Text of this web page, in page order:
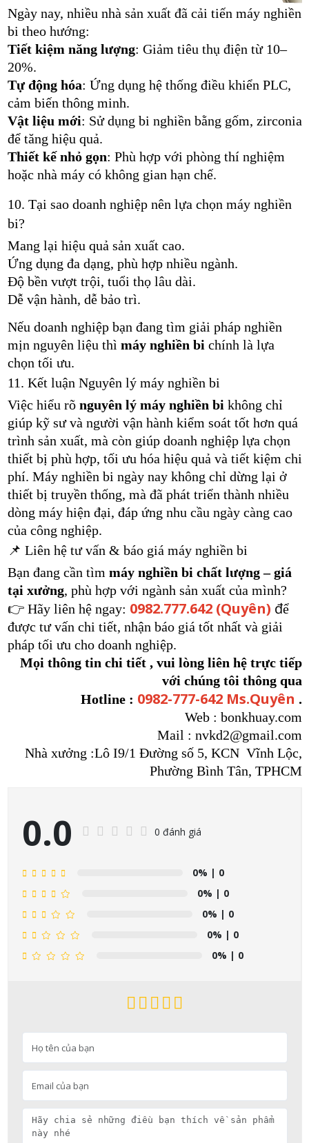
Ngày nay, nhiều nhà sản xuất đã cải tiến máy nghiền
bi theo hướng:
Tiết kiệm năng lượng: Giảm tiêu thụ điện từ 10–
20%.
Tự động hóa: Ứng dụng hệ thống điều khiển PLC,
cảm biến thông minh.
Vật liệu mới: Sử dụng bi nghiền bằng gốm, zirconia
để tăng hiệu quả.
Thiết kế nhỏ gọn: Phù hợp với phòng thí nghiệm
hoặc nhà máy có không gian hạn chế.
10. Tại sao doanh nghiệp nên lựa chọn máy nghiền
bi?
Mang lại hiệu quả sản xuất cao.
Ứng dụng đa dạng, phù hợp nhiều ngành.
Độ bền vượt trội, tuổi thọ lâu dài.
Dễ vận hành, dễ bảo trì.
Nếu doanh nghiệp bạn đang tìm giải pháp nghiền
mịn nguyên liệu thì máy nghiền bi chính là lựa
chọn tối ưu.
11. Kết luận Nguyên lý máy nghiền bi
Việc hiểu rõ nguyên lý máy nghiền bi không chỉ
giúp kỹ sư và người vận hành kiểm soát tốt hơn quá
trình sản xuất, mà còn giúp doanh nghiệp lựa chọn
thiết bị phù hợp, tối ưu hóa hiệu quả và tiết kiệm chi
phí. Máy nghiền bi ngày nay không chỉ dừng lại ở
thiết bị truyền thống, mà đã phát triển thành nhiều
dòng máy hiện đại, đáp ứng nhu cầu ngày càng cao
của công nghiệp.
📌 Liên hệ tư vấn & báo giá máy nghiền bi
Bạn đang cần tìm máy nghiền bi chất lượng – giá
tại xưởng, phù hợp với ngành sản xuất của mình?
👉 Hãy liên hệ ngay: 0982.777.642 (Quyên) để
được tư vấn chi tiết, nhận báo giá tốt nhất và giải
pháp tối ưu cho doanh nghiệp.
Mọi thông tin chi tiết , vui lòng liên hệ trực tiếp
với chúng tôi thông qua
Hotline : 0982-777-642 Ms.Quyên .
Web : bonkhuay.com
Mail : nvkd2@gmail.com
Nhà xưởng :Lô I9/1 Đường số 5, KCN Vĩnh Lộc,
Phường Bình Tân, TPHCM
0.0 0 đánh giá
0% | 0
0% | 0
0% | 0
0% | 0
0% | 0